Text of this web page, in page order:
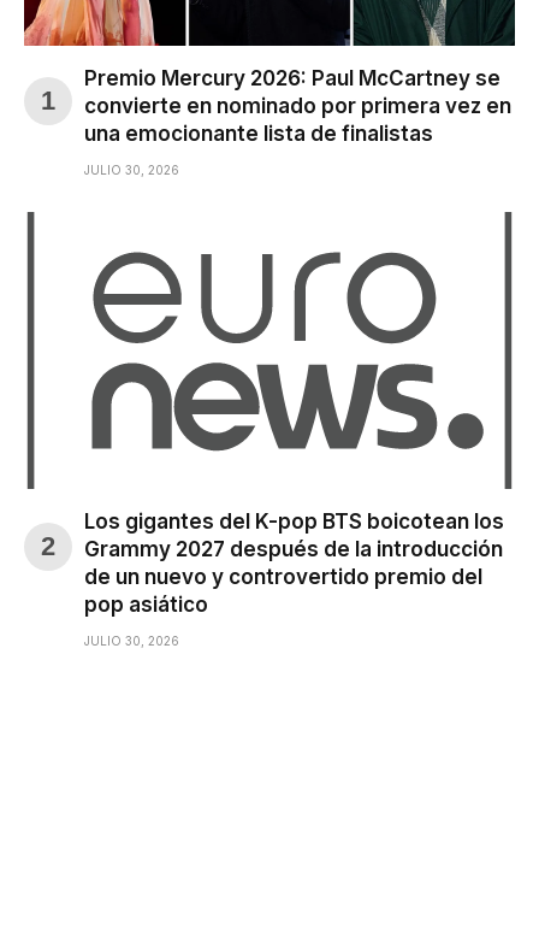
Premio Mercury 2026: Paul McCartney se
convierte en nominado por primera vez en
una emocionante lista de finalistas
JULIO 30, 2026
Los gigantes del K-pop BTS boicotean los
Grammy 2027 después de la introducción
de un nuevo y controvertido premio del
pop asiático
JULIO 30, 2026